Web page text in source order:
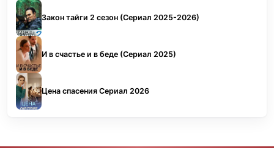
Закон тайги 2 сезон (Сериал 2025-2026)
И в счастье и в беде (Сериал 2025)
Цена спасения Сериал 2026